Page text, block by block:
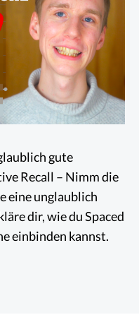
gute
Recall – Nimm die
eine unglaublich
dir, wie du Spaced
einbinden kannst.